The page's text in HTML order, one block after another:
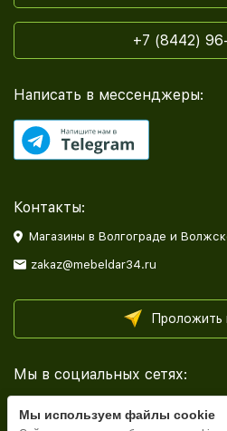
+7 (8442)
Написать в мессенджеры:
Контакты:
Магазины в Волгограде и
zakaz@mebeldar34.ru
Проложить
Мы в социальных сетях:
Мы используем файлы cookie